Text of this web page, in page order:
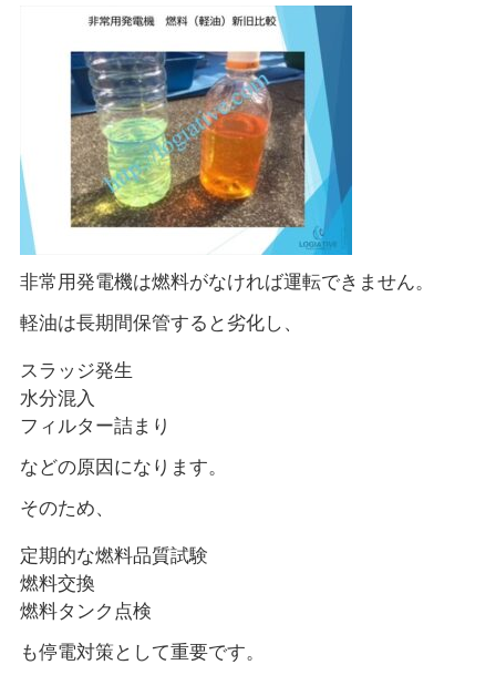
非常用発電機は燃料がなければ運転できません。
軽油は長期間保管すると劣化し、
スラッジ発生
水分混入
フィルター詰まり
などの原因になります。
そのため、
定期的な燃料品質試験
燃料交換
燃料タンク点検
も停電対策として重要です。